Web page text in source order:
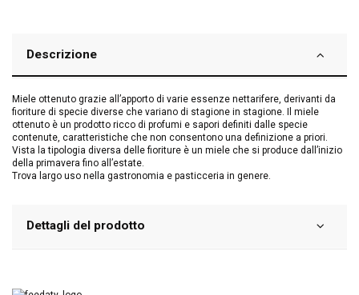
Descrizione
Miele ottenuto grazie all’apporto di varie essenze nettarifere, derivanti da
fioriture di specie diverse che variano di stagione in stagione. Il miele
ottenuto è un prodotto ricco di profumi e sapori definiti dalle specie
contenute, caratteristiche che non consentono una definizione a priori.
Vista la tipologia diversa delle fioriture è un miele che si produce dall’inizio
della primavera fino all’estate.
Trova largo uso nella gastronomia e pasticceria in genere.
Dettagli del prodotto